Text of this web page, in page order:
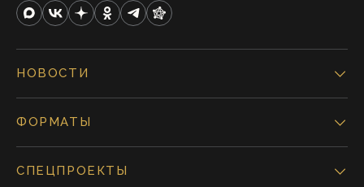
НОВОСТИ
ФОРМАТЫ
СПЕЦПРОЕКТЫ